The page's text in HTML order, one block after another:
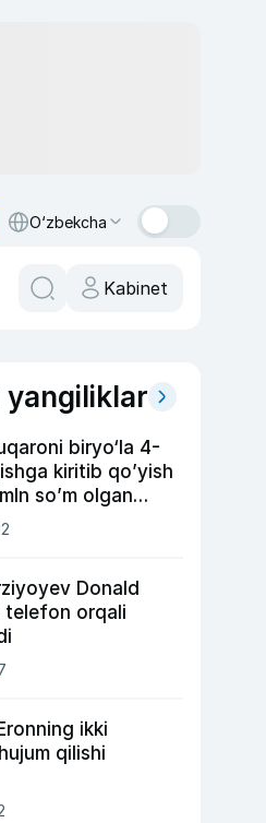
O‘zbekcha
Kabinet
yangiliklar
biryo‘la 4-
kiritib qo’yish
so’m olgan
Donald
telefon orqali
ikki
qilishi